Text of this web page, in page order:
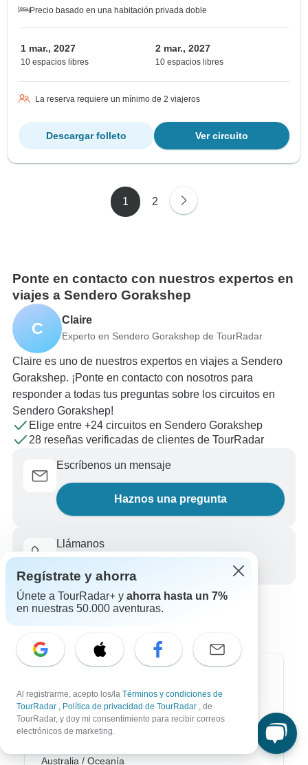
Precio basado en una habitación privada doble
1 mar., 2027
10 espacios libres
2 mar., 2027
10 espacios libres
La reserva requiere un mínimo de 2 viajeros
Ver circuito
Descargar folleto
1 2
Ponte en contacto con nuestros expertos en
viajes a Sendero Gorakshep
C Claire
Experto en Sendero Gorakshep de TourRadar
Claire es uno de nuestros expertos en viajes a Sendero
Gorakshep. ¡Ponte en contacto con nosotros para
responder a todas tus preguntas sobre los circuitos en
Sendero Gorakshep!
Elige entre +24 circuitos en Sendero Gorakshep
28 reseñas verificadas de clientes de TourRadar
Escríbenos un mensaje
Haznos una pregunta
Llámanos
África
Asia
Australia / Oceanía
Regístrate y ahorra
Únete a TourRadar+ y ahorra hasta un 7%
en nuestras 50.000 aventuras.
Al registrarme, acepto los/la Términos y condiciones de
TourRadar , Política de privacidad de TourRadar , de
TourRadar, y doy mi consentimiento para recibir correos
electrónicos de marketing.